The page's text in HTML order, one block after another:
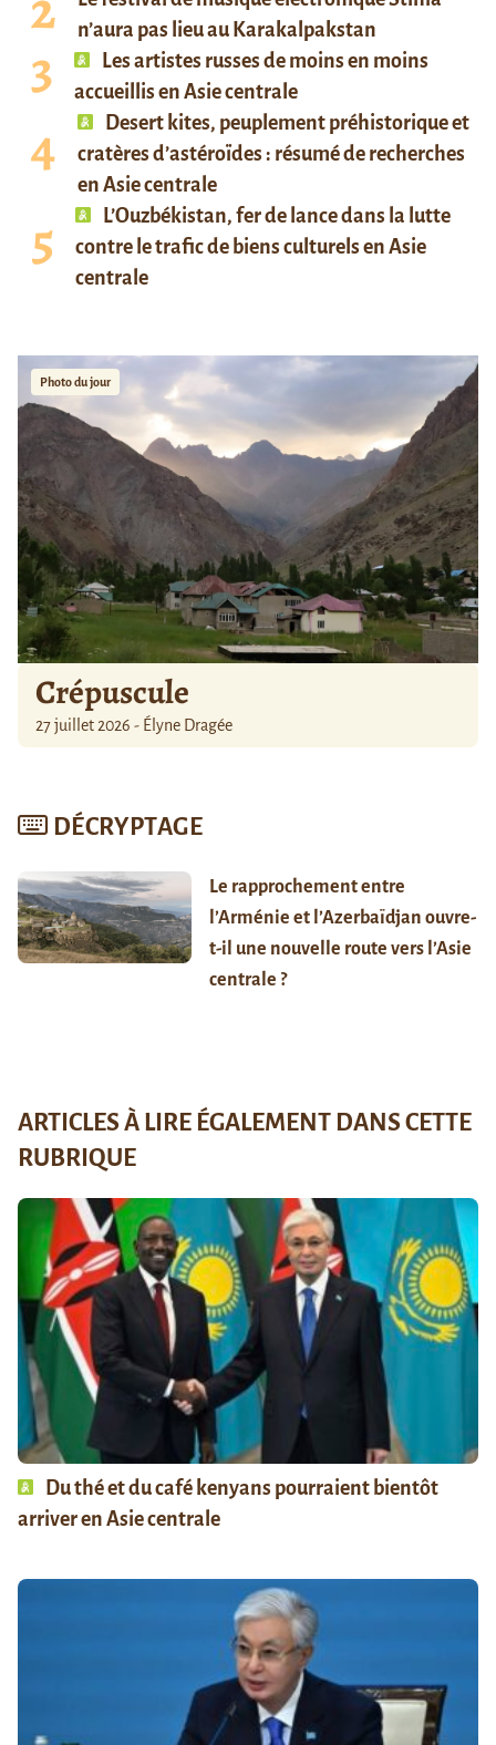
n’aura pas lieu au Karakalpakstan
Les artistes russes de moins en moins
accueillis en Asie centrale
Desert kites, peuplement préhistorique et
cratères d’astéroïdes : résumé de recherches
en Asie centrale
L’Ouzbékistan, fer de lance dans la lutte
contre le trafic de biens culturels en Asie
centrale
Photo du jour
Crépuscule
27 juillet 2026 - Élyne Dragée
DÉCRYPTAGE
Le rapprochement entre
l’Arménie et l’Azerbaïdjan ouvre-
t-il une nouvelle route vers l’Asie
centrale ?
ARTICLES À LIRE ÉGALEMENT DANS CETTE
RUBRIQUE
Du thé et du café kenyans pourraient bientôt
arriver en Asie centrale